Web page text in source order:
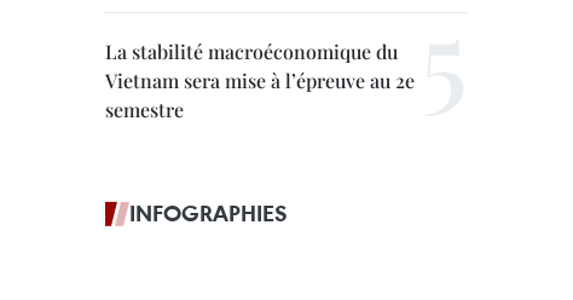
La stabilité macroéconomique du
Vietnam sera mise à l’épreuve au 2e
semestre
INFOGRAPHIES